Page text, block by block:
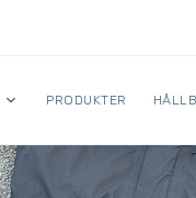
PRODUKTER